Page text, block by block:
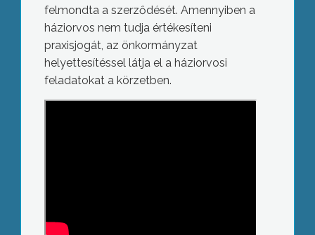
felmondta a szerződését. Amennyiben a
háziorvos nem tudja értékesíteni
praxisjogát, az önkormányzat
helyettesítéssel látja el a háziorvosi
feladatokat a körzetben.